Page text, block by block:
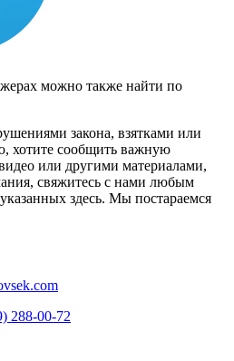
можно также найти по
закона, взятками или
хотите сообщить важную
или другими материалами,
свяжитесь с нами любым
здесь. Мы постараемся
288-00-72